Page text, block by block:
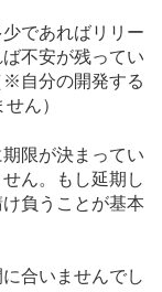
であればリリー
不安が残ってい
※自分の開発する
ん）
限が決まってい
ん。もし延期し
負うことが基本
合いませんでし